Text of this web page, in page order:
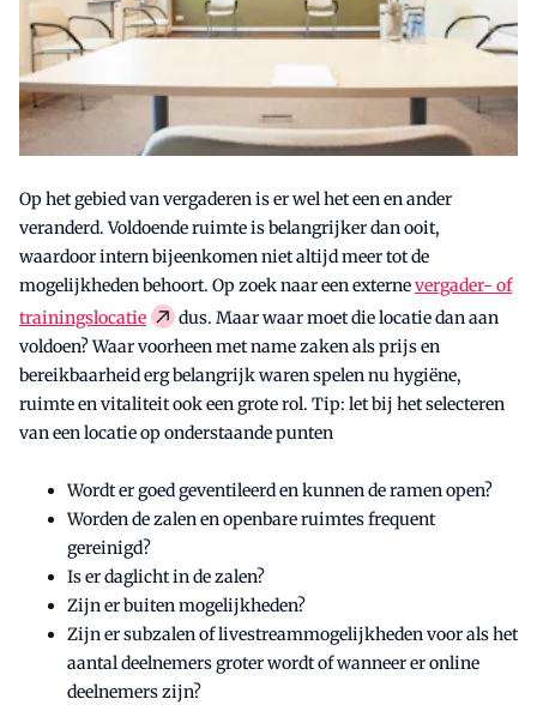
Op het gebied van vergaderen is er wel het een en ander
veranderd. Voldoende ruimte is belangrijker dan ooit,
waardoor intern bijeenkomen niet altijd meer tot de
mogelijkheden behoort. Op zoek naar een externevergader- of
trainingslocatie
dus. Maar waar moet die locatie dan aan
voldoen? Waar voorheen met name zaken als prijs en
bereikbaarheid erg belangrijk waren spelen nu hygiëne,
ruimte en vitaliteit ook een grote rol. Tip: let bij het selecteren
van een locatie op onderstaande punten
Wordt er goed geventileerd en kunnen de ramen open?
Worden de zalen en openbare ruimtes frequent
gereinigd?
Is er daglicht in de zalen?
Zijn er buiten mogelijkheden?
Zijn er subzalen of livestreammogelijkheden voor als het
aantal deelnemers groter wordt of wanneer er online
deelnemers zijn?